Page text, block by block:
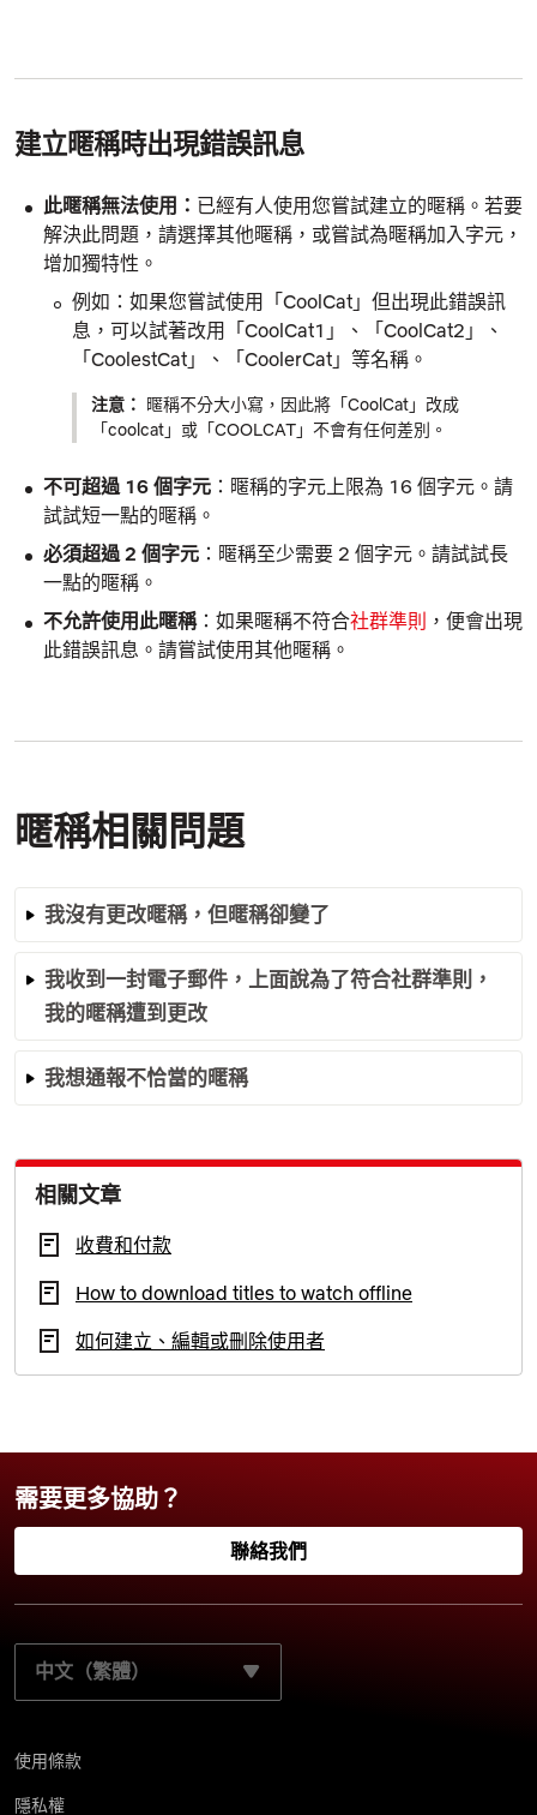
建立暱稱時出現錯誤訊息
此暱稱無法使用 ： 已經有人使用您嘗試建立的暱稱。若要
解決此問題，請選擇其他暱稱，或嘗試為暱稱加入字元，
增加獨特性。
例如：如果您嘗試使用「CoolCat」但出現此錯誤訊
息，可以試著改用「CoolCat1」、「CoolCat2」、
「CoolestCat」、「CoolerCat」等名稱。
注意： 暱稱不分大小寫，因此將「CoolCat」改成
「coolcat」或「COOLCAT」不會有任何差別。
不可超過 16 個字元 ：暱稱的字元上限為 16 個字元。請
試試短一點的暱稱。
必須超過 2 個字元 ：暱稱至少需要 2 個字元。請試試長
一點的暱稱。
不允許使用此暱稱：如果暱稱不符合社群準則 ，便會出現
此錯誤訊息。請嘗試使用其他暱稱。
暱稱相關問題
我沒有更改暱稱，但暱稱卻變了
我收到一封電子郵件，上面說為了符合社群準則，
我的暱稱遭到更改
我想通報不恰當的暱稱
相關文章
收費和付款
How to download titles to watch offline
如何建立、編輯或刪除使用者
需要更多協助？
聯絡我們
請選取您的慣用語言：
使用條款
隱私權